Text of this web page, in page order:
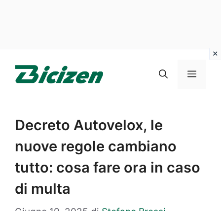
Menu
Decreto Autovelox, le
nuove regole cambiano
tutto: cosa fare ora in caso
di multa